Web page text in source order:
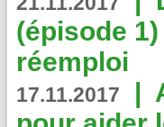
(épisode
réemploi
17.11.2017 |